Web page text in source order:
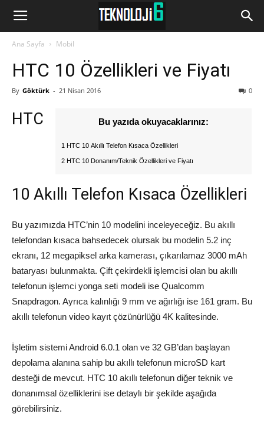
www.Teknoloji6.com
Ana Sayfa Mobil
HTC 10 Özellikleri ve Fiyatı
By Göktürk - 21 Nisan 2016 0
Bu yazıda okuyacaklarınız:
1 HTC 10 Akıllı Telefon Kısaca Özellikleri
2 HTC 10 Donanım/Teknik Özellikleri ve Fiyatı
HTC
10 Akıllı Telefon Kısaca Özellikleri
Bu yazımızda HTC’nin 10 modelini inceleyeceğiz. Bu akıllı
telefondan kısaca bahsedecek olursak bu modelin 5.2 inç
ekranı, 12 megapiksel arka kamerası, çıkarılamaz 3000 mAh
bataryası bulunmakta. Çift çekirdekli işlemcisi olan bu akıllı
telefonun işlemci yonga seti modeli ise Qualcomm
Snapdragon. Ayrıca kalınlığı 9 mm ve ağırlığı ise 161 gram. Bu
akıllı telefonun video kayıt çözünürlüğü 4K kalitesinde.
İşletim sistemi Android 6.0.1 olan ve 32 GB’dan başlayan
depolama alanına sahip bu akıllı telefonun microSD kart
desteği de mevcut. HTC 10 akıllı telefonun diğer teknik ve
donanımsal özelliklerini ise detaylı bir şekilde aşağıda
görebilirsiniz.